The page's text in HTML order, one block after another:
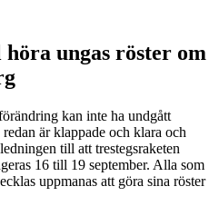
ungas röster om
kan inte ha undgått
är klappade och klara och
till att trestegsraketen
16 till 19 september. Alla som
uppmanas att göra sina röster